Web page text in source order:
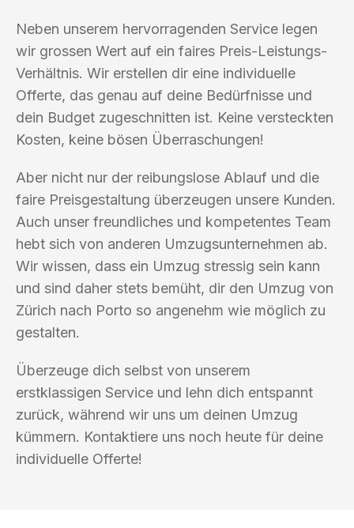
Neben unserem hervorragenden Service legen
wir grossen Wert auf ein faires Preis-Leistungs-
Verhältnis. Wir erstellen dir eine individuelle
Offerte, das genau auf deine Bedürfnisse und
dein Budget zugeschnitten ist. Keine versteckten
Kosten, keine bösen Überraschungen!
Aber nicht nur der reibungslose Ablauf und die
faire Preisgestaltung überzeugen unsere Kunden.
Auch unser freundliches und kompetentes Team
hebt sich von anderen Umzugsunternehmen ab.
Wir wissen, dass ein Umzug stressig sein kann
und sind daher stets bemüht, dir den Umzug von
Zürich nach Porto so angenehm wie möglich zu
gestalten.
Überzeuge dich selbst von unserem
erstklassigen Service und lehn dich entspannt
zurück, während wir uns um deinen Umzug
kümmern. Kontaktiere uns noch heute für deine
individuelle Offerte!